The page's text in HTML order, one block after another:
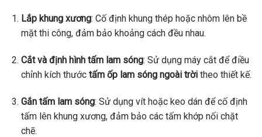
Lắp khung xương: Cố định khung thép hoặc nhôm lên bề
mặt thi công, đảm bảo khoảng cách đều nhau.
Cắt và định hình tấm lam sóng: Sử dụng máy cắt để điều
chỉnh kích thước tấm ốp lam sóng ngoài trờitheo thiết kế.
Gắn tấm lam sóng: Sử dụng vít hoặc keo dán để cố định
tấm lên khung xương, đảm bảo các tấm khớp nối chặt
chẽ.